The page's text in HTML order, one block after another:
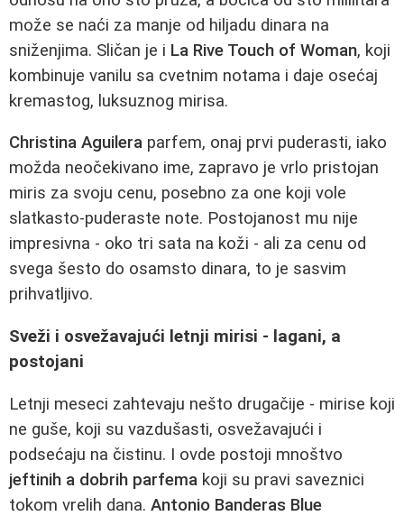
može se naći za manje od hiljadu dinara na
sniženjima. Sličan je i La Rive Touch of Woman, koji
kombinuje vanilu sa cvetnim notama i daje osećaj
kremastog, luksuznog mirisa.
Christina Aguilera parfem, onaj prvi puderasti, iako
možda neočekivano ime, zapravo je vrlo pristojan
miris za svoju cenu, posebno za one koji vole
slatkasto-puderaste note. Postojanost mu nije
impresivna - oko tri sata na koži - ali za cenu od
svega šesto do osamsto dinara, to je sasvim
prihvatljivo.
Sveži i osvežavajući letnji mirisi - lagani, a
postojani
Letnji meseci zahtevaju nešto drugačije - mirise koji
ne guše, koji su vazdušasti, osvežavajući i
podsećaju na čistinu. I ovde postoji mnoštvo
jeftinih a dobrih parfema koji su pravi saveznici
tokom vrelih dana. Antonio Banderas Blue